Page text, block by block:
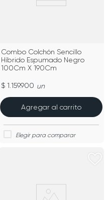
Combo Colchón Sencillo
Híbrido Espumado Negro
100Cm X 190Cm
$ 1.159.900 un
Agregar al carrito